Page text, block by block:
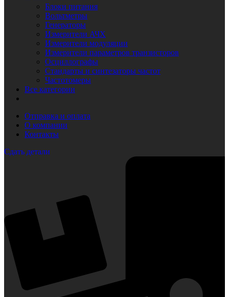
Блоки питания
Вольтметры
Генераторы
Измерители АЧХ
Измерители модуляции
Измерители параметров транзисторов
Осциллографы
Стандарты и синтезаторы частот
Частотомеры
Все категории
Отправка и оплата
О компании
Контакты
Сдать детали